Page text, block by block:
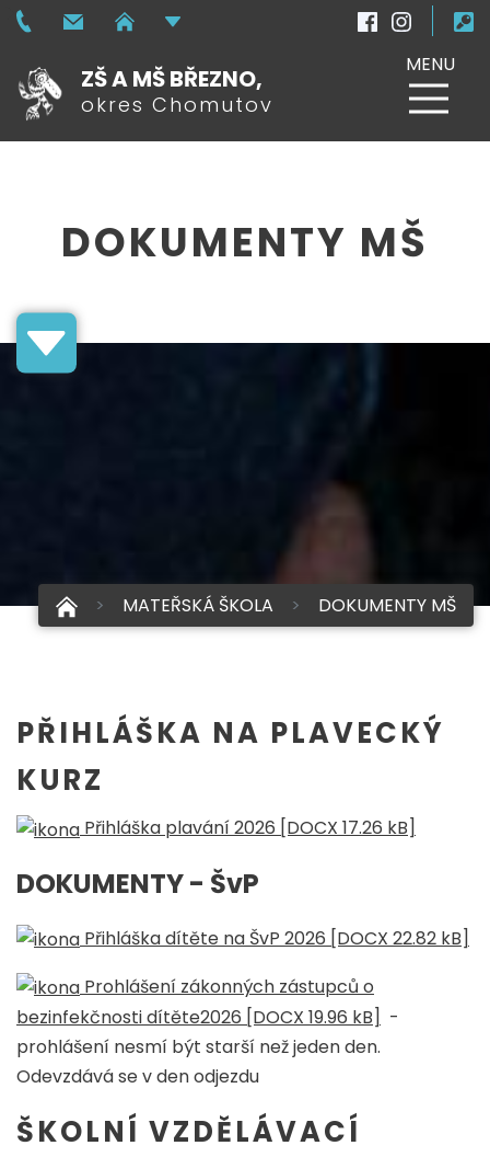
ZŠ A MŠ BŘEZNO,
okres Chomutov
MENU
DOKUMENTY MŠ
MATEŘSKÁ ŠKOLA DOKUMENTY MŠ
PŘIHLÁŠKA NA PLAVECKÝ
KURZ
Přihláška plavání 2026 [DOCX 17.26 kB]
DOKUMENTY - ŠvP
Přihláška dítěte na ŠvP 2026 [DOCX 22.82 kB]
Prohlášení zákonných zástupců o
bezinfekčnosti dítěte2026 [DOCX 19.96 kB] -
prohlášení nesmí být starší než jeden den.
Odevzdává se v den odjezdu
ŠKOLNÍ VZDĚLÁVACÍ